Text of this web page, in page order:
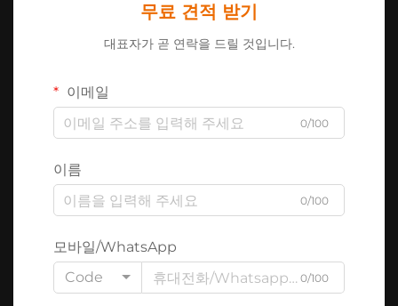
무료 견적 받기
대표자가 곧 연락을 드릴 것입니다.
이메일
0/100
이름
0/100
모바일/WhatsApp
Code
0/100